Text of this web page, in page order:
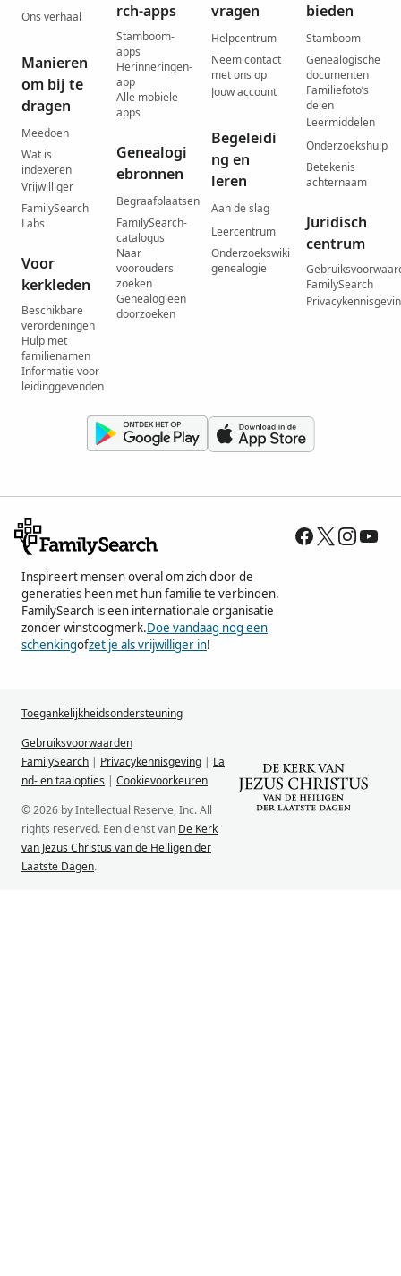
Ons verhaal
Manieren
om bij te
dragen
Meedoen
Wat is
indexeren
Vrijwilliger
FamilySearch
Labs
Voor
kerkleden
Beschikbare
verordeningen
Hulp met
familienamen
Informatie voor
leidinggevenden
rch-apps
Stamboom-
apps
Herinneringen-
app
Alle mobiele
apps
Genealogi
ebronnen
Begraafplaatsen
FamilySearch-
catalogus
Naar
voorouders
zoeken
Genealogieën
doorzoeken
vragen
Helpcentrum
Neem contact
met ons op
Jouw account
Begeleidi
ng en
leren
Aan de slag
Leercentrum
Onderzoekswiki
genealogie
bieden
Stamboom
Genealogische
documenten
Familiefoto’s
delen
Leermiddelen
Onderzoekshulp
Betekenis
achternaam
Juridisch
centrum
FamilySearch
Inspireert mensen overal om zich door de
generaties heen met hun familie te verbinden.
FamilySearch is een internationale organisatie
zonder winstoogmerk.Doe vandaag nog een
schenkingofzet je als vrijwilliger in!
Toegankelijkheidsondersteuning
Gebruiksvoorwaarden
FamilySearch | Privacykennisgeving | La
nd- en taalopties | Cookievoorkeuren
© 2026 by Intellectual Reserve, Inc. All
rights reserved. Een dienst van De Kerk
van Jezus Christus van de Heiligen der
Laatste Dagen.